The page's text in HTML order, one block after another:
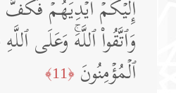
إِلَیۡكُمۡ أَیۡدِیَهُمۡ
وَٱتَّقُوا۟ ٱللَّهَۚ وَعَلَى
ٱلۡمُؤۡمِنُونَ ﴿11﴾